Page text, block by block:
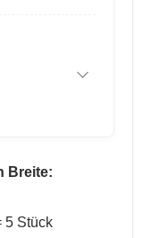
Breite:
5 Stück